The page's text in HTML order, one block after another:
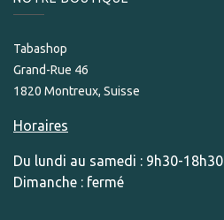
Tabashop
Grand-Rue 46
1820 Montreux, Suisse
Horaires
Du lundi au samedi : 9h30-18h30
Dimanche : fermé